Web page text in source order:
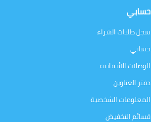
حسابي
سجل طلبات الشراء
حسابي
الوصلات الائتمانية
دفتر العناوين
المعلومات الشخصية
قسائم التخفيض